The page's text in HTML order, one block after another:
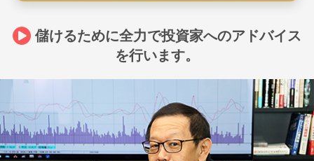
儲けるために全力で投資家へのアドバイス
を行います。